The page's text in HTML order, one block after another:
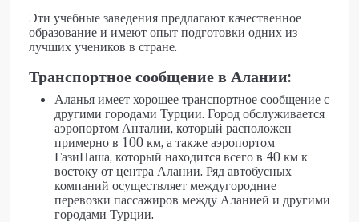
Эти учебные заведения предлагают качественное
образование и имеют опыт подготовки одних из
лучших учеников в стране.
Транспортное сообщение в Алании:
Аланья имеет хорошее транспортное сообщение с
другими городами Турции. Город обслуживается
аэропортом Анталии, который расположен
примерно в 100 км, а также аэропортом
ГазиПаша, который находится всего в 40 км к
востоку от центра Алании. Ряд автобусных
компаний осуществляет междугородние
перевозки пассажиров между Аланией и другими
городами Турции.